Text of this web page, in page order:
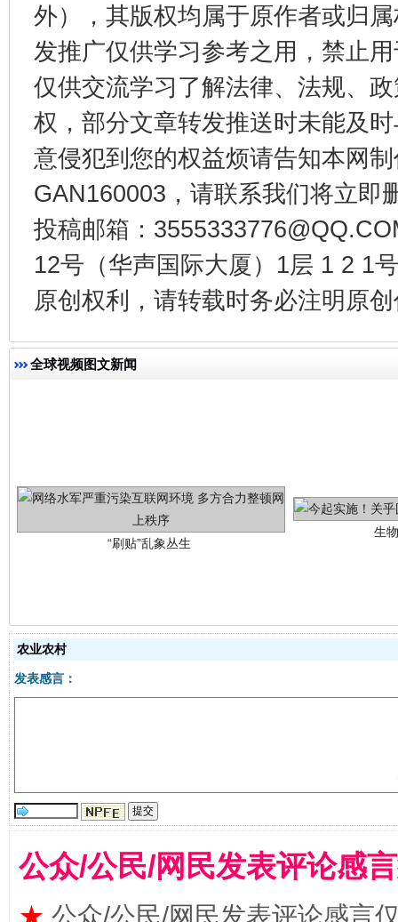
外），其版权均属于原作者或归
发推广仅供学习参考之用，禁止
仅供交流学习了解法律、法规、
权，部分文章转发推送时未能及
意侵犯到您的权益烦请告知本网
GAN160003，请联系我们将立即
投稿邮箱：
12号（华声国际大厦）1层 1 2 1
原创权利，请转载时务必注明原
全球视频图文新闻
习近平的博鳌关键词
魏明亮
揭批美国五大"原罪" "炒
解纷+调解+退费，一次搞定
农业农村
发表感言：
公众/公民/网民发表评论感
★ 公众/公民/网民发表评论感言